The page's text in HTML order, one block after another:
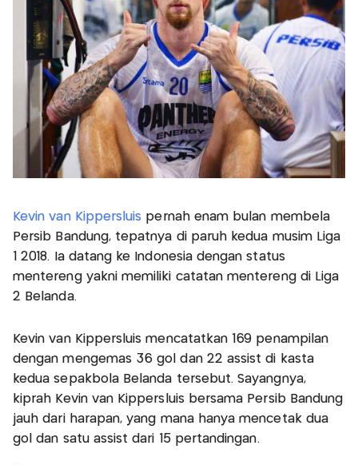
Kevin van Kippersluis pernah enam bulan membela
Persib Bandung, tepatnya di paruh kedua musim Liga
1 2018. Ia datang ke Indonesia dengan status
mentereng yakni memiliki catatan mentereng di Liga
2 Belanda.
Kevin van Kippersluis mencatatkan 169 penampilan
dengan mengemas 36 gol dan 22 assist di kasta
kedua sepakbola Belanda tersebut. Sayangnya,
kiprah Kevin van Kippersluis bersama Persib Bandung
jauh dari harapan, yang mana hanya mencetak dua
gol dan satu assist dari 15 pertandingan.